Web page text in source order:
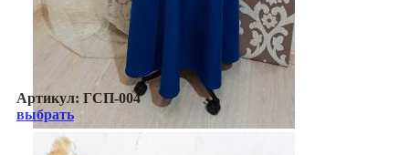
Артикул: ГСП-004
выбрать